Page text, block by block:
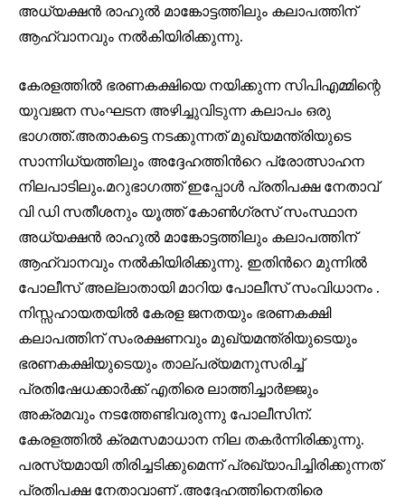
Join our community of
SUBSCRIBERS and be part of the
conversation.
To subscribe, simply enter your email address on our website
or click the subscribe button below. Don't worry, we respect
your privacy and won't spam your inbox. Your information is
safe with us.
അധ്യക്ഷൻ രാഹുൽ മാങ്കോട്ടത്തിലും കലാപത്തിന്
ആഹ്വാനവും നൽകിയിരിക്കുന്നു.
കേരളത്തിൽ ഭരണകക്ഷിയെ നയിക്കുന്ന സിപിഎമ്മിന്റെ
യുവജന സംഘടന അഴിച്ചുവിടുന്ന കലാപം ഒരു
ഭാഗത്ത്.അതാകട്ടെ നടക്കുന്നത് മുഖ്യമന്ത്രിയുടെ
സാന്നിധ്യത്തിലും അദ്ദേഹത്തിൻറെ പ്രോത്സാഹന
നിലപാടിലും.മറുഭാഗത്ത് ഇപ്പോൾ പ്രതിപക്ഷ നേതാവ്
വി ഡി സതീശനും യൂത്ത് കോൺഗ്രസ് സംസ്ഥാന
അധ്യക്ഷൻ രാഹുൽ മാങ്കോട്ടത്തിലും കലാപത്തിന്
ആഹ്വാനവും നൽകിയിരിക്കുന്നു. ഇതിൻറെ മുന്നിൽ
പോലീസ് അല്ലാതായി മാറിയ പോലീസ് സംവിധാനം .
നിസ്സഹായതയിൽ കേരള ജനതയും ഭരണകക്ഷി
കലാപത്തിന് സംരക്ഷണവും മുഖ്യമന്ത്രിയുടെയും
ഭരണകക്ഷിയുടെയും താല്പര്യമനുസരിച്ച്
പ്രതിഷേധക്കാർക്ക് എതിരെ ലാത്തിച്ചാർജ്ജും
അക്രമവും നടത്തേണ്ടിവരുന്നു പോലീസിന്.
കേരളത്തിൽ ക്രമസമാധാന നില തകർന്നിരിക്കുന്നു.
പരസ്യമായി തിരിച്ചടിക്കുമെന്ന് പ്രഖ്യാപിച്ചിരിക്കുന്നത്
പ്രതിപക്ഷ നേതാവാണ് .അദ്ദേഹത്തിനെതിരെ